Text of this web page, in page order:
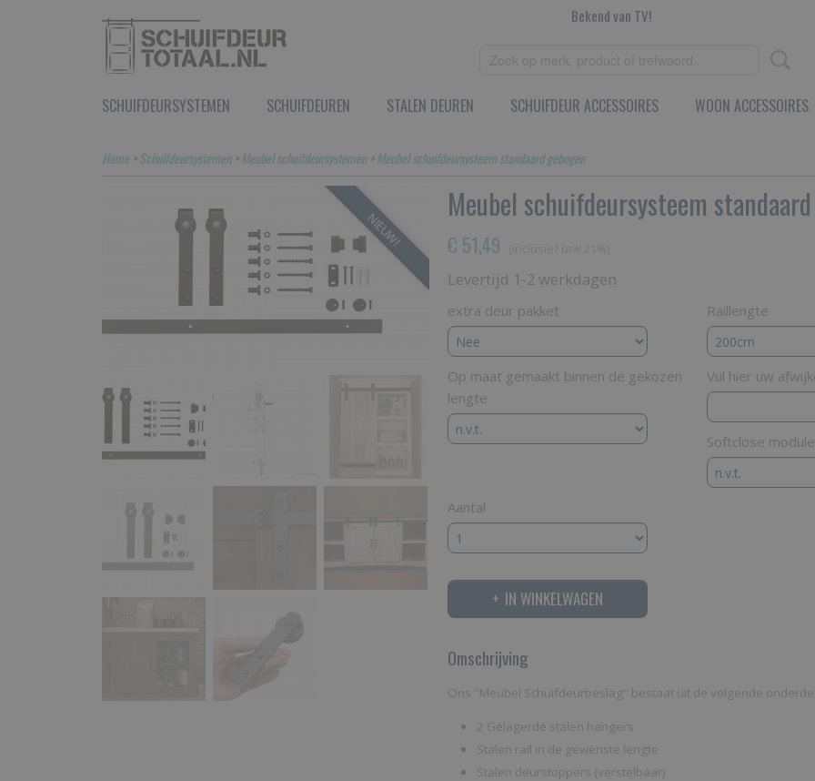
Bekend van TV!
SCHUIFDEURSYSTEMEN SCHUIFDEUREN STALEN DEUREN SCHUIFDEUR ACCESSOIRES WOON ACCESSOIRES
Home>Schuifdeursystemen>Meubel schuifdeursystemen>Meubel schuifdeursysteem standaard gebogen
NIEUW!
Meubel schuifdeursysteem
€ 51,49
Levertijd 1-2 werkdagen
extra deur pakket Raillengte
Op maat gemaakt binnen de gekozen
lengte
Vul hier uw
Softclose module
Aantal
IN WINKELWAGEN
Omschrijving
Ons ''Meubel Schuifdeurbeslag'' bestaat uit de volgende
2 Gelagerde stalen hangers
Stalen rail in de gewenste lengte
Stalen deurstoppers (verstelbaar)